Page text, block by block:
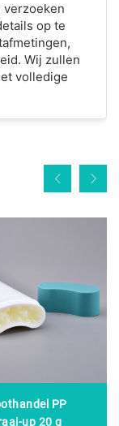
verzoeken
op te
Wij zullen
volledige
PP
up 20 g